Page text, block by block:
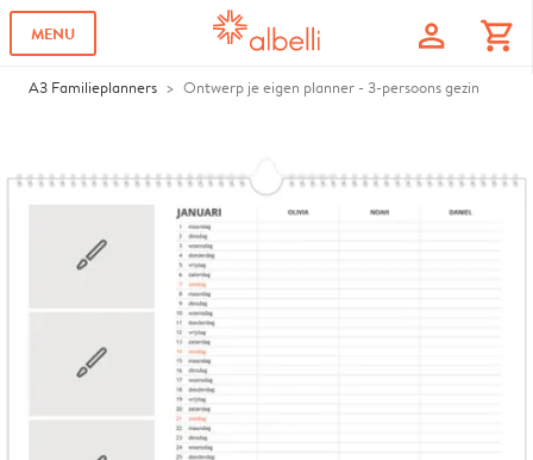
MENU profile shopping_cart
A3 Familieplanners Ontwerp je eigen planner - 3-persoons gezin